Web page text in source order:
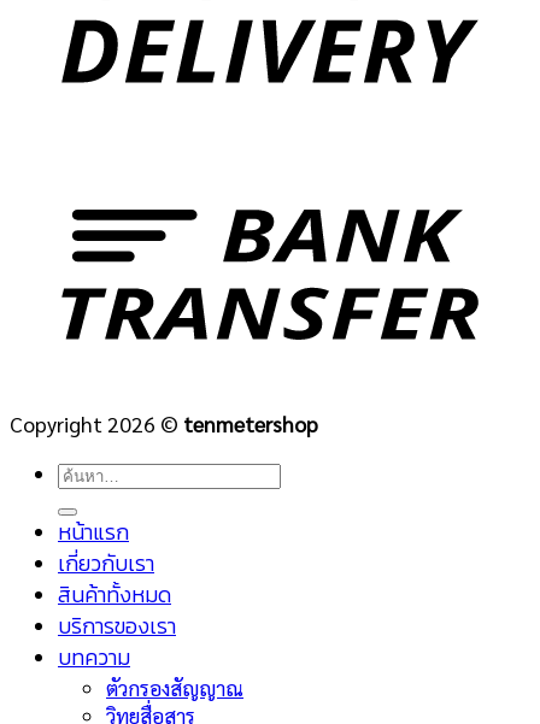
Copyright 2026 © tenmetershop
ค้นหา:
หน้าแรก
เกี่ยวกับเรา
สินค้าทั้งหมด
บริการของเรา
บทความ
ตัวกรองสัญญาณ
วิทยุสื่อสาร